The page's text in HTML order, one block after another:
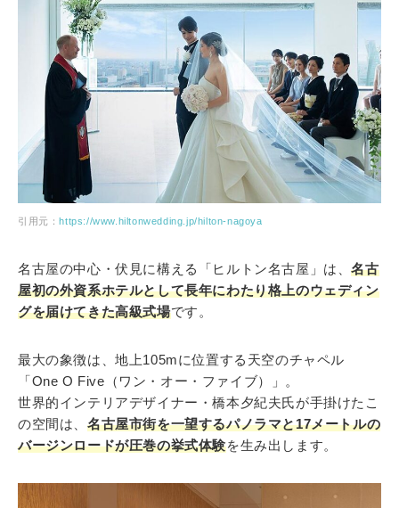
引用元：https://www.hiltonwedding.jp/hilton-nagoya
名古屋の中心・伏見に構える「ヒルトン名古屋」は、名古
屋初の外資系ホテルとして長年にわたり格上のウェディン
グを届けてきた高級式場です。
最大の象徴は、地上105mに位置する天空のチャペル
「One O Five（ワン・オー・ファイブ）」。
世界的インテリアデザイナー・橋本夕紀夫氏が手掛けたこ
の空間は、 名古屋市街を一望するパノラマと17メートルの
バージンロードが圧巻の挙式体験を生み出します。